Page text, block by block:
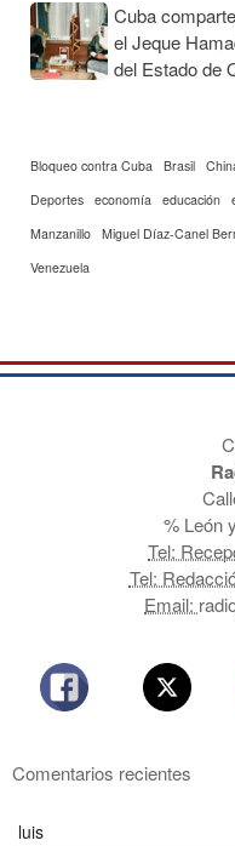
Cuba
el Jeque
del Estado de
Bloqueo contra Cuba Brasil
Deportes economía educación
Manzanillo Miguel Díaz-Canel
Venezuela
% León
Tel:
Tel:
Email:
Comentarios recientes
luis